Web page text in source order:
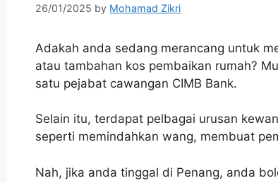
26/01/2025 by Mohamad Zikri
Adakah anda sedang merancang untuk
atau tambahan kos pembaikan rumah?
satu pejabat cawangan CIMB Bank.
Selain itu, terdapat pelbagai urusan
seperti memindahkan wang, membuat
Nah, jika anda tinggal di Penang, anda